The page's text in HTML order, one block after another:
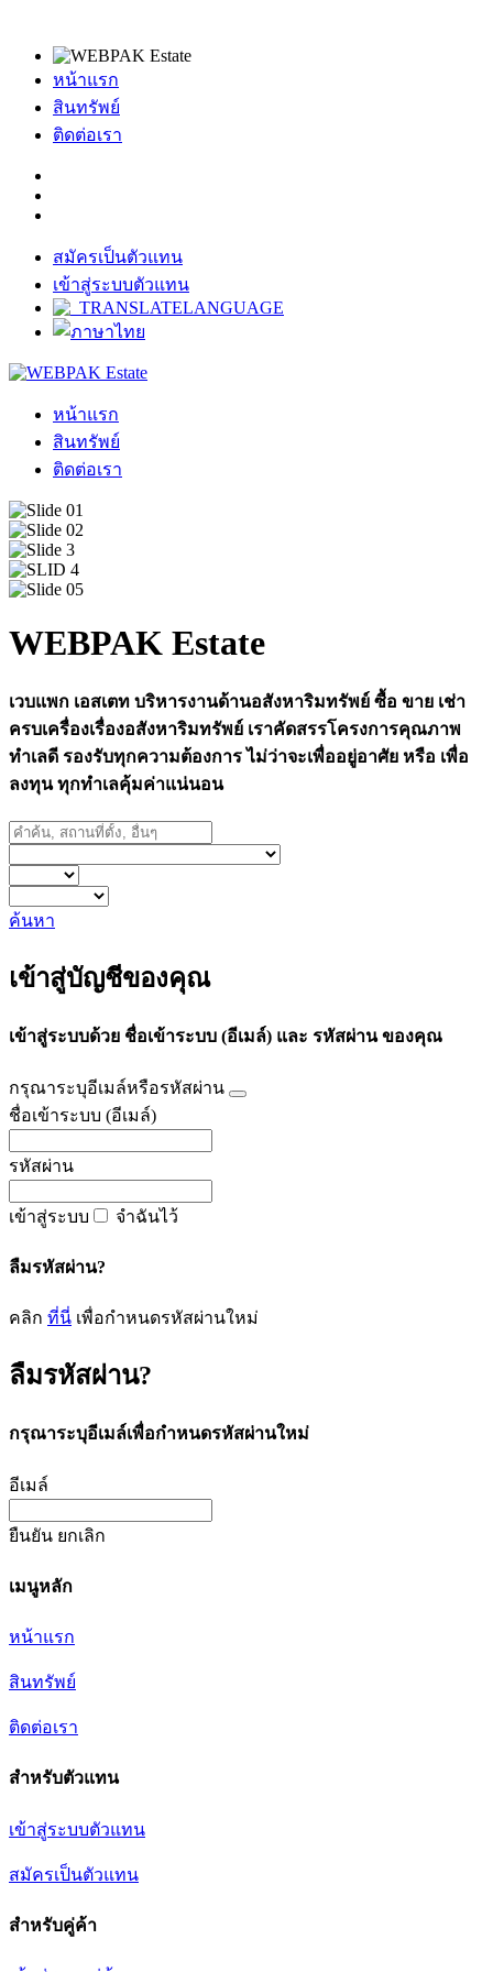
หน้าแรก
สินทรัพย์
ติดต่อเรา
สมัครเป็นตัวแทน
เข้าสู่ระบบตัวแทน
หน้าแรก
สินทรัพย์
ติดต่อเรา
WEBPAK Estate
เวบแพก เอสเตท บริหารงานด้านอสังหาริมทรัพย์ ซื้อ ขาย เช่า
ครบเครื่องเรื่องอสังหาริมทรัพย์ เราคัดสรรโครงการคุณภาพ
ทำเลดี รองรับทุกความต้องการ ไม่ว่าจะเพื่ออยู่อาศัย หรือ เพื่อ
ลงทุน ทุกทำเลคุ้มค่าแน่นอน
ค้นหา
เข้าสู่บัญชีของคุณ
เข้าสู่ระบบด้วย ชื่อเข้าระบบ (อีเมล์) และ รหัสผ่าน ของคุณ
กรุณาระบุอีเมล์หรือรหัสผ่าน
ชื่อเข้าระบบ (อีเมล์)
รหัสผ่าน
เข้าสู่ระบบ จำฉันไว้
ลืมรหัสผ่าน?
คลิก ที่นี่ เพื่อกำหนดรหัสผ่านใหม่
ลืมรหัสผ่าน?
กรุณาระบุอีเมล์เพื่อกำหนดรหัสผ่านใหม่
อีเมล์
ยืนยัน ยกเลิก
เมนูหลัก
หน้าแรก
สินทรัพย์
ติดต่อเรา
สำหรับตัวแทน
เข้าสู่ระบบตัวแทน
สมัครเป็นตัวแทน
สำหรับคู่ค้า